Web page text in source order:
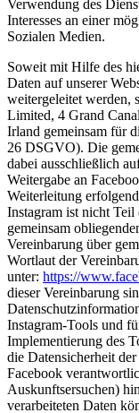
Verwendung des
Interesses an einer
Sozialen Medien.
Soweit mit Hilfe des
Daten auf unserer
weitergeleitet werden,
Limited, 4 Grand
Irland gemeinsam für
26 DSGVO). Die
dabei ausschließlich
Weitergabe an
Weiterleitung
Instagram ist nicht
gemeinsam
Vereinbarung über
Wortlaut der
unter: https://
dieser Vereinbarung
Instagram-Tools und
Implementierung des
die Datensicherheit
Facebook
Auskunftsersuchen)
verarbeiteten Daten